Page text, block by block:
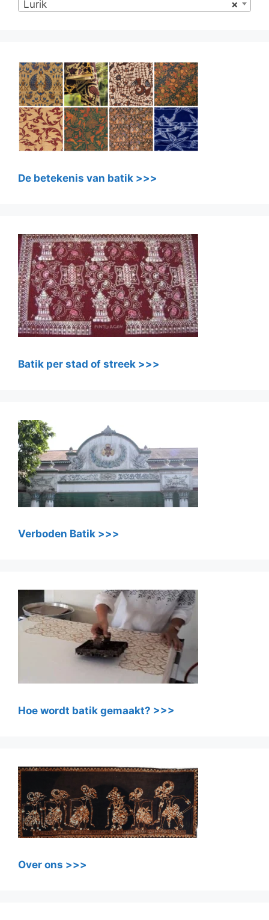
×
Lurik
De betekenis van batik >>>
Batik per stad of streek >>>
Verboden Batik >>>
Hoe wordt batik gemaakt? >>>
Over ons >>>